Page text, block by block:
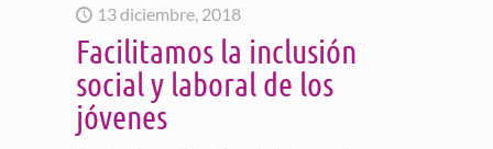
13 diciembre, 2018
Facilitamos la inclusión
social y laboral de los
jóvenes